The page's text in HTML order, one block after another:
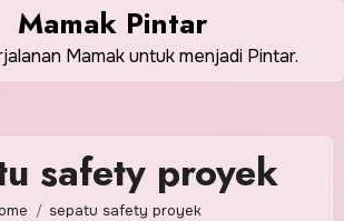
Mamak Pintar
Mamak untuk menjadi Pintar.
safety proyek
sepatu safety proyek